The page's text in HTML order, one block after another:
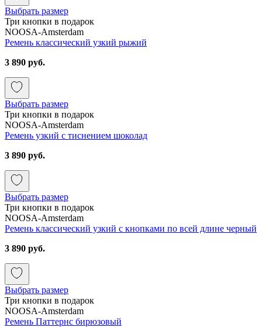
Выбрать размер
Три кнопки в подарок
NOOSA-Amsterdam
Ремень классический узкий рыжий
3 890 руб.
Выбрать размер
Три кнопки в подарок
NOOSA-Amsterdam
Ремень узкий с тиснением шоколад
3 890 руб.
Выбрать размер
Три кнопки в подарок
NOOSA-Amsterdam
Ремень классический узкий с кнопками по всей длине черный
3 890 руб.
Выбрать размер
Три кнопки в подарок
NOOSA-Amsterdam
Ремень Паттернс бирюзовый